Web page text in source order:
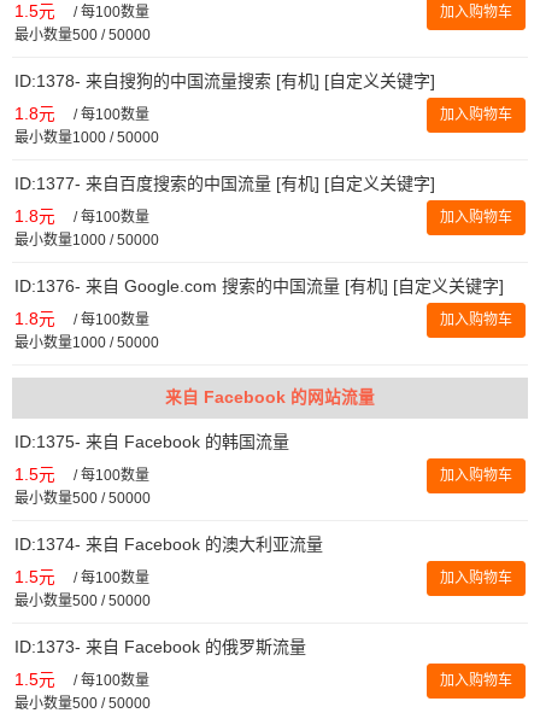
1.5元 /每100数量
最小数量500 / 50000
加入购物车
ID:1378- 来自搜狗的中国流量搜索 [有机] [自定义关键字]
1.8元 /每100数量
最小数量1000 / 50000
加入购物车
ID:1377- 来自百度搜索的中国流量 [有机] [自定义关键字]
1.8元 /每100数量
最小数量1000 / 50000
加入购物车
ID:1376- 来自 Google.com 搜索的中国流量 [有机] [自定义关键字]
1.8元 /每100数量
最小数量1000 / 50000
加入购物车
来自 Facebook 的网站流量
ID:1375- 来自 Facebook 的韩国流量
1.5元 /每100数量
最小数量500 / 50000
加入购物车
ID:1374- 来自 Facebook 的澳大利亚流量
1.5元 /每100数量
最小数量500 / 50000
加入购物车
ID:1373- 来自 Facebook 的俄罗斯流量
1.5元 /每100数量
最小数量500 / 50000
加入购物车